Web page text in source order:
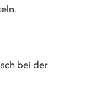
bei der